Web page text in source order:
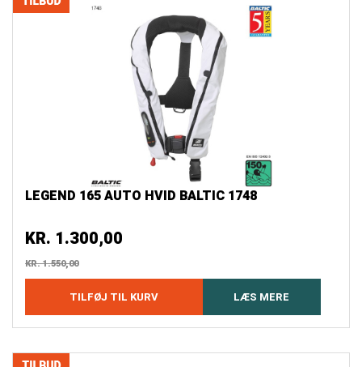
LEGEND 165 AUTO HVID BALTIC 1748
KR. 1.300,00
KR.1.550,00
TILFØJ TIL KURV LÆS MERE